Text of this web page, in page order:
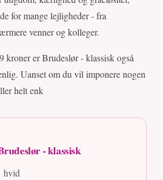
for mange lejligheder - fra
venner og kolleger.
kroner er Brudeslør - klassisk også
Uanset om du vil imponere nogen
helt enk
- klassisk
hvid